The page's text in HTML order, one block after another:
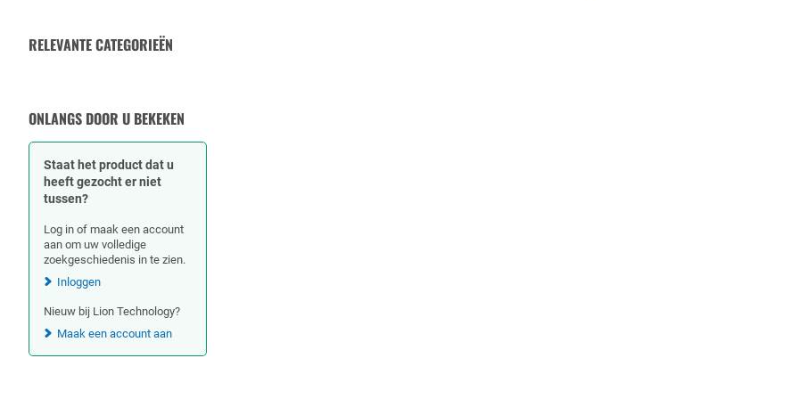
RELEVANTE CATEGORIEËN
ONLANGS DOOR U BEKEKEN
Staat het product dat u
heeft gezocht er niet
tussen?
Log in of maak een account
aan om uw volledige
zoekgeschiedenis in te zien.
Inloggen
Nieuw bij Lion Technology?
Maak een account aan